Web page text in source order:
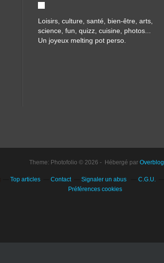
Loisirs, culture, santé, bien-être, arts,
science, fun, quizz, cuisine, photos...
Un joyeux melting pot perso.
Theme: Photofolio © 2026 - Hébergé par Overblog
Top articles Contact Signaler un abus C.G.U.
Préférences cookies